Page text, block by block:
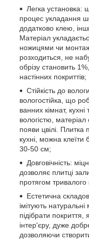
Легка установка:
процес укладання
додатково клею,
Матеріал
ножицями чи
розходиться, не
обрізу становить
настінних покриттів;
Стійкість до
вологостійка, що
ванних кімнат,
вологістю,
появи цвілі.
кухні, можна клеїти
30-50 см;
Довговічність:
дозволяє плитці
протягом тривалого
Естетична
імітують
підібрати
інтер'єру, дуже
дозволяючи